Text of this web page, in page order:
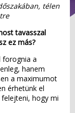
télen
tavasszal
ez más?
forognia a
hanem
a maximumot
érhetünk el
hogy mi